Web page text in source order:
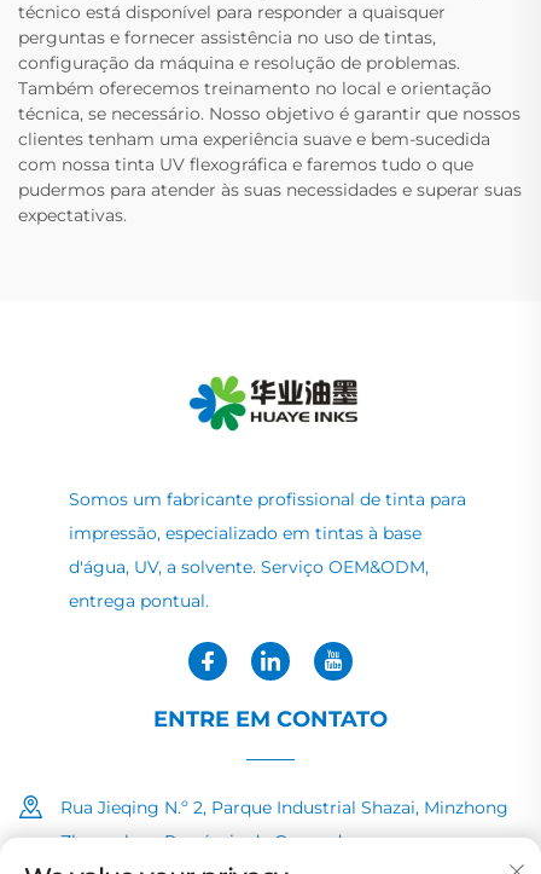
técnico está disponível para responder a quaisquer
perguntas e fornecer assistência no uso de tintas,
configuração da máquina e resolução de problemas.
Também oferecemos treinamento no local e orientação
técnica, se necessário. Nosso objetivo é garantir que nossos
clientes tenham uma experiência suave e bem-sucedida
com nossa tinta UV flexográfica e faremos tudo o que
pudermos para atender às suas necessidades e superar suas
expectativas.
Somos um fabricante profissional de tinta para
impressão, especializado em tintas à base
d'água, UV, a solvente. Serviço OEM&ODM,
entrega pontual.
ENTRE EM CONTATO
Rua Jieqing N.º 2, Parque Industrial Shazai, Minzhong
Zhongshan, Província de Guangdong